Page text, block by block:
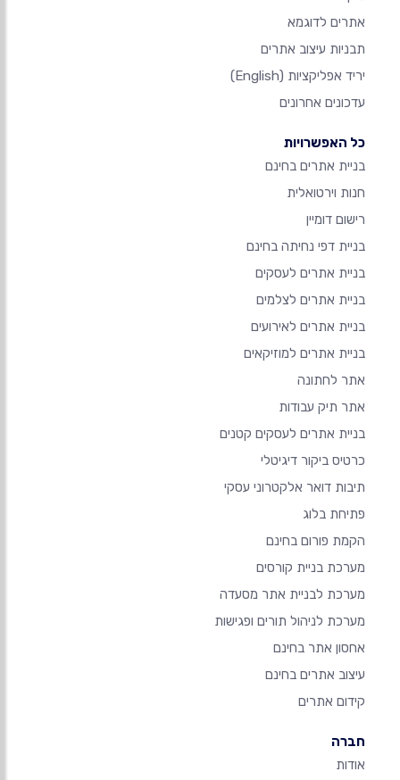
אתרים לדוגמא
תבניות עיצוב אתרים
יריד אפליקציות (English)
עדכונים אחרונים
כל האפשרויות
בניית אתרים בחינם
חנות וירטואלית
רישום דומיין
בניית דפי נחיתה בחינם
בניית אתרים לעסקים
בניית אתרים לצלמים
בניית אתרים לאירועים
בניית אתרים למוזיקאים
אתר לחתונה
אתר תיק עבודות
בניית אתרים לעסקים קטנים
כרטיס ביקור דיגיטלי
תיבות דואר אלקטרוני עסקי
פתיחת בלוג
הקמת פורום בחינם
מערכת בניית קורסים
מערכת לבניית אתר מסעדה
מערכת לניהול תורים ופגישות
אחסון אתר בחינם
עיצוב אתרים בחינם
קידום אתרים
חברה
אודות